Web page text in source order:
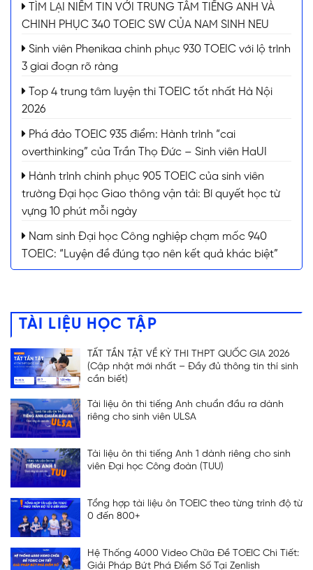
TÌM LẠI NIỀM TIN VỚI TRUNG TÂM TIẾNG ANH VÀ
CHINH PHỤC 340 TOEIC SW CỦA NAM SINH NEU
Sinh viên Phenikaa chinh phục 930 TOEIC với lộ trình
3 giai đoạn rõ ràng
Top 4 trung tâm luyện thi TOEIC tốt nhất Hà Nội
2026
Phá đảo TOEIC 935 điểm: Hành trình “cai
overthinking” của Trần Thọ Đức – Sinh viên HaUI
Hành trình chinh phục 905 TOEIC của sinh viên
trường Đại học Giao thông vận tải: Bí quyết học từ
vựng 10 phút mỗi ngày
Nam sinh Đại học Công nghiệp chạm mốc 940
TOEIC: “Luyện đề đúng tạo nên kết quả khác biệt”
TÀI LIỆU HỌC TẬP
TẤT TẦN TẬT VỀ KỲ THI THPT QUỐC GIA 2026
(Cập nhật mới nhất – Đầy đủ thông tin thí sinh
cần biết)
Tài liệu ôn thi tiếng Anh chuẩn đầu ra dành
riêng cho sinh viên ULSA
Tài liệu ôn thi tiếng Anh 1 dành riêng cho sinh
viên Đại học Công đoàn (TUU)
Tổng hợp tài liệu ôn TOEIC theo từng trình độ từ
0 đến 800+
Hệ Thống 4000 Video Chữa Đề TOEIC Chi Tiết:
Giải Pháp Bứt Phá Điểm Số Tại Zenlish
ĐĂNG KÝ TƯ VẤN